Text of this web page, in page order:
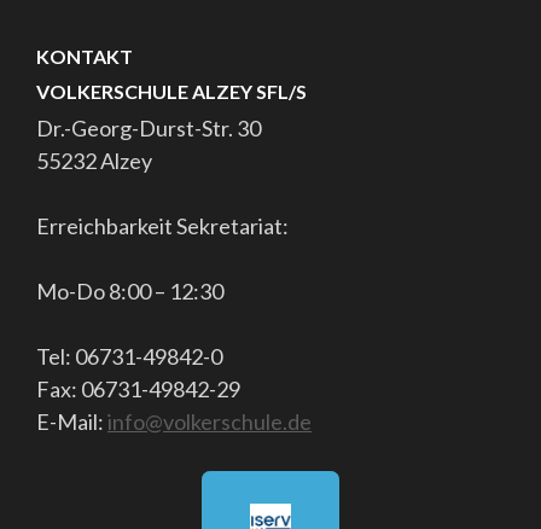
KONTAKT
VOLKERSCHULE ALZEY SFL/S
Dr.-Georg-Durst-Str. 30
55232 Alzey
Erreichbarkeit Sekretariat:
Mo-Do 8:00 – 12:30
Tel: 06731-49842-0
Fax: 06731-49842-29
E-Mail:info@volkerschule.de